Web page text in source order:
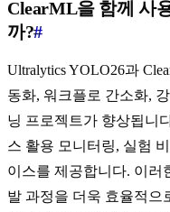
ClearML을 함께 사
까?#
Ultralytics YOLO26과
동화, 워크플로 간소화,
닝 프로젝트가 향상됩니
스 활용 모니터링, 실험
이스를 제공합니다. 이러
발 과정을 더욱 효율적으